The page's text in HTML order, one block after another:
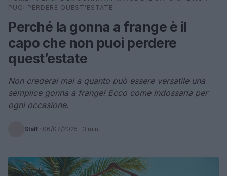
Cerca
PUOI PERDERE QUEST’ESTATE
Perché la gonna a frange è il
capo che non puoi perdere
quest’estate
Non crederai mai a quanto può essere versatile una
semplice gonna a frange! Ecco come indossarla per
ogni occasione.
Staff · 06/07/2025 · 3 min